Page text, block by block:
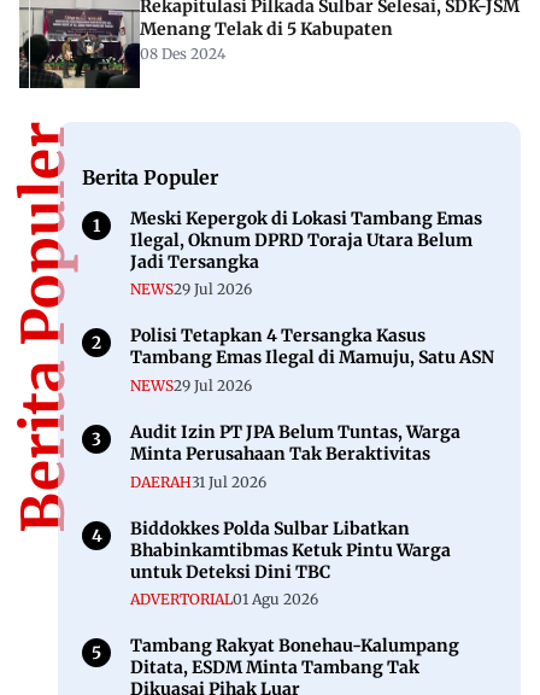
Rekapitulasi Pilkada Sulbar Selesai, SDK-JSM
Menang Telak di 5 Kabupaten
08 Des 2024
Berita PopulerBerita Populer
Meski Kepergok di Lokasi Tambang Emas
Ilegal, Oknum DPRD Toraja Utara Belum
Jadi Tersangka
NEWS29 Jul 2026
Polisi Tetapkan 4 Tersangka Kasus
Tambang Emas Ilegal di Mamuju, Satu ASN
NEWS29 Jul 2026
Audit Izin PT JPA Belum Tuntas, Warga
Minta Perusahaan Tak Beraktivitas
DAERAH31 Jul 2026
Biddokkes Polda Sulbar Libatkan
Bhabinkamtibmas Ketuk Pintu Warga
untuk Deteksi Dini TBC
ADVERTORIAL01 Agu 2026
Tambang Rakyat Bonehau-Kalumpang
Ditata, ESDM Minta Tambang Tak
Dikuasai Pihak Luar